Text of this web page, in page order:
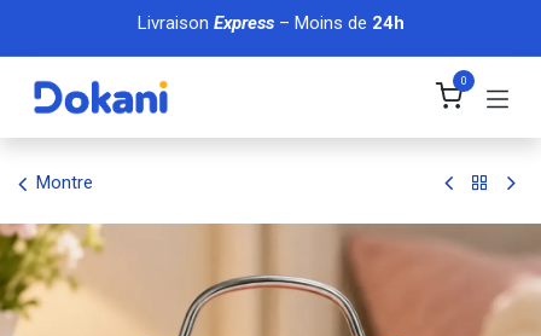
Se rendre au contenu
Livraison Express– Moins de 24h
0
Montre